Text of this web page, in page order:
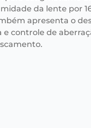
da lente por
apresenta o
controle de